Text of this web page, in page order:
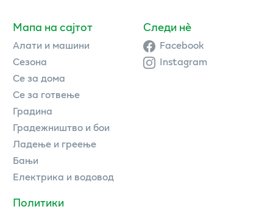
Мапа на сајтот
Алати и машини
Сезона
Се за дома
Се за готвење
Градина
Градежништво и бои
Ладење и греење
Бањи
Електрика и водовод
Политики
Следи нè
Facebook
Instagram